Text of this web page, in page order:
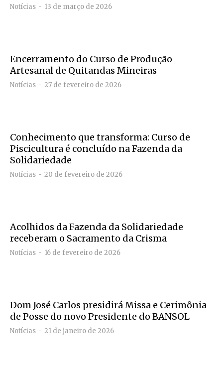
Notícias 13 de março de 2026
Encerramento do Curso de Produção
Artesanal de Quitandas Mineiras
Notícias 27 de fevereiro de 2026
Conhecimento que transforma: Curso de
Piscicultura é concluído na Fazenda da
Solidariedade
Notícias 20 de fevereiro de 2026
Acolhidos da Fazenda da Solidariedade
receberam o Sacramento da Crisma
Notícias 16 de fevereiro de 2026
Dom José Carlos presidirá Missa e Cerimônia
de Posse do novo Presidente do BANSOL
Notícias 21 de janeiro de 2026